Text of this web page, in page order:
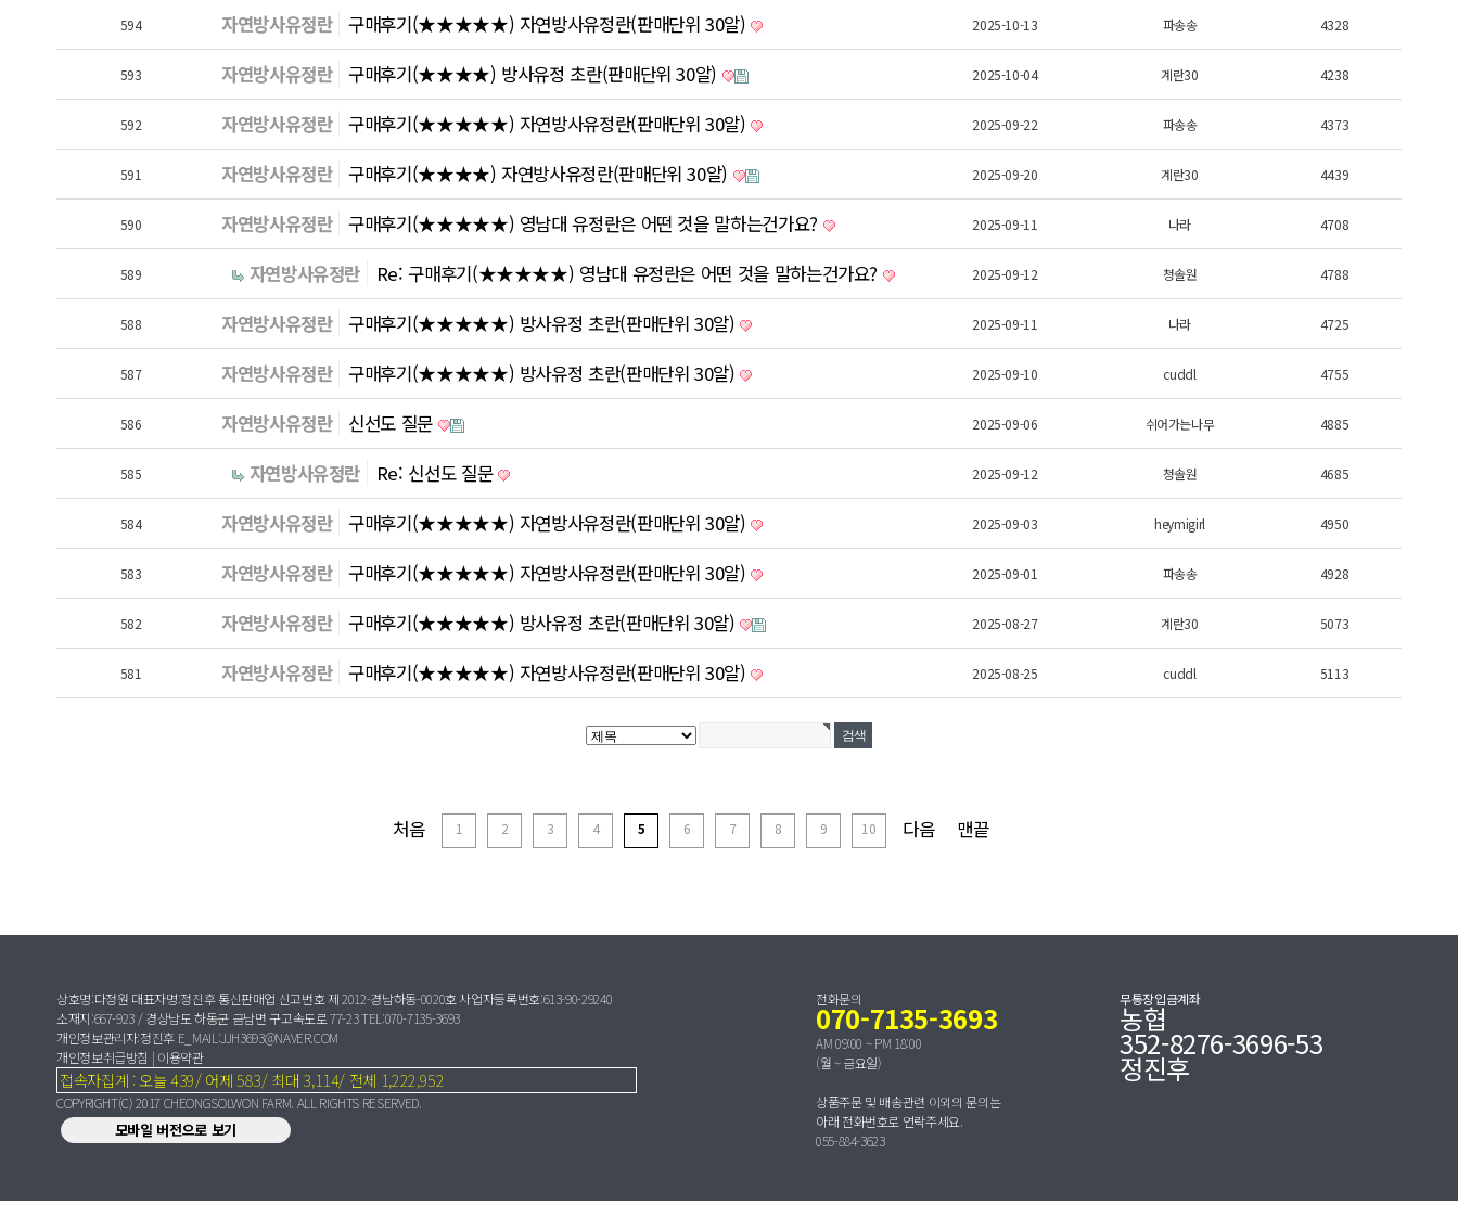
594 자연방사유정란 구매후기(★★★★★) 자연방사유정란(판매단위 30알) 2025-10-13 파송송 4328
593 자연방사유정란 구매후기(★★★★) 방사유정 초란(판매단위 30알) 2025-10-04 계란30 4238
592 자연방사유정란 구매후기(★★★★★) 자연방사유정란(판매단위 30알) 2025-09-22 파송송 4373
591 자연방사유정란 구매후기(★★★★) 자연방사유정란(판매단위 30알) 2025-09-20 계란30 4439
590 자연방사유정란 구매후기(★★★★★) 영남대 유정란은 어떤 것을 말하는건가요? 2025-09-11 나라 4708
589 자연방사유정란 Re: 구매후기(★★★★★) 영남대 유정란은 어떤 것을 말하는건가요? 2025-09-12 청솔원 4788
588 자연방사유정란 구매후기(★★★★★) 방사유정 초란(판매단위 30알) 2025-09-11 나라 4725
587 자연방사유정란 구매후기(★★★★★) 방사유정 초란(판매단위 30알) 2025-09-10 cuddl 4755
586 자연방사유정란 신선도 질문 2025-09-06 쉬어가는나무 4885
585 자연방사유정란 Re: 신선도 질문 2025-09-12 청솔원 4685
584 자연방사유정란 구매후기(★★★★★) 자연방사유정란(판매단위 30알) 2025-09-03 heymigirl 4950
583 자연방사유정란 구매후기(★★★★★) 자연방사유정란(판매단위 30알) 2025-09-01 파송송 4928
582 자연방사유정란 구매후기(★★★★★) 방사유정 초란(판매단위 30알) 2025-08-27 계란30 5073
581 자연방사유정란 구매후기(★★★★★) 자연방사유정란(판매단위 30알) 2025-08-25 cuddl 5113
처음 1 2 3 4 5 6 7 8 9 10 다음 맨끝
상호명:다정원 대표자명:정진후 통신판매업 신고번호 제 2012-경남하동-0020호 사업자등록번호:613-90-29240
소재지:667-923 / 경상남도 하동군 금남면 구고속도로 77-23 TEL:070-7135-3693
개인정보관리자:정진후 E_MAIL:JJH3693@NAVER.COM
개인정보취급방침 | 이용약관
접속자집계 : 오늘 439/ 어제 583/ 최대 3,114/ 전체 1,222,952
COPYRIGHT(C) 2017 CHEONGSOLWON FARM. ALL RIGHTS RESERVED.
모바일 버전으로 보기
전화문의
070-7135-3693
AM 09:00 ~ PM 18:00
(월 ~ 금요일)
상품주문 및 배송관련 이외의 문의는
아래 전화번호로 연락주세요.
055-884-3623
무통장입금계좌
농협
352-8276-3696-53
정진후